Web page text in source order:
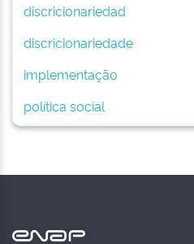
discricionariedad
discricionariedade
implementação
política social